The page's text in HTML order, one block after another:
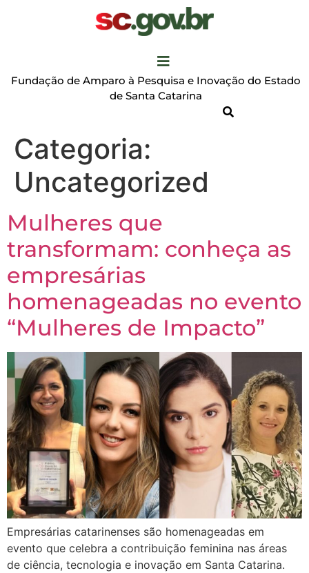
Fundação de Amparo à Pesquisa e Inovação do Estado
de Santa Catarina
Categoria:
Uncategorized
Mulheres que
transformam: conheça as
empresárias
homenageadas no evento
“Mulheres de Impacto”
Empresárias catarinenses são homenageadas em
evento que celebra a contribuição feminina nas áreas
de ciência, tecnologia e inovação em Santa Catarina.